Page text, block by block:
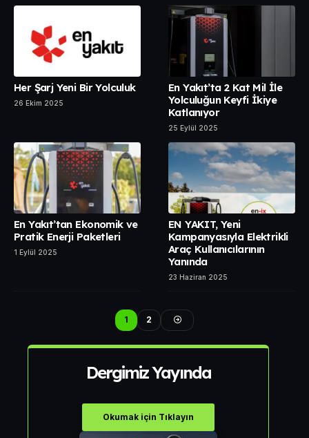
Her Şarj Yeni Bir Yolculuk
26 Ekim 2025
En Yakıt’ta 2 Kat Mil İle
Yolculuğun Keyfi İkiye
Katlanıyor
25 Eylül 2025
En Yakıt’tan Ekonomik ve
Pratik Enerji Paketleri
1 Eylül 2025
EN YAKIT, Yeni
Kampanyasıyla Elektrikli
Araç Kullanıcılarının
Yanında
23 Haziran 2025
1 2
Dergimiz Yayında
Okumak için Tıklayın